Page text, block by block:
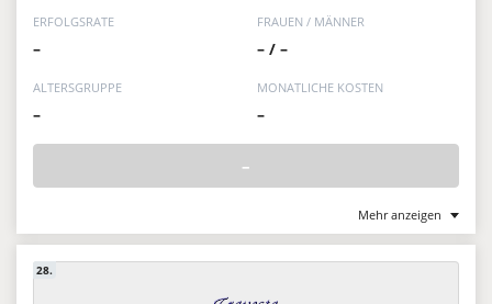
ERFOLGSRATE
–
FRAUEN / MÄNNER
– / –
ALTERSGRUPPE
–
MONATLICHE KOSTEN
–
–
Mehr anzeigen
28.